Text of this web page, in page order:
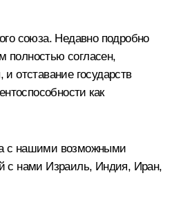
союза. Недавно подробно
полностью согласен,
отставание государств
как
с нашими возможными
с нами Израиль, Индия, Иран,